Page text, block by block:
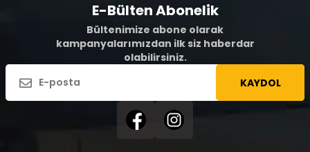
E-Bülten Abonelik
Bültenimize abone olarak
kampanyalarımızdan ilk siz haberdar
olabilirsiniz.
KAYDOL